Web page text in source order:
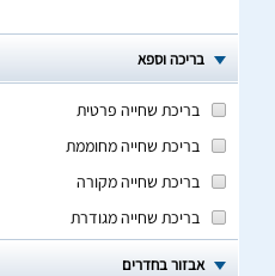
בריכה וספא
בריכת שחייה פרטית
בריכת שחייה מחוממת
בריכת שחייה מקורה
בריכת שחייה מגודרת
אבזור בחדרים